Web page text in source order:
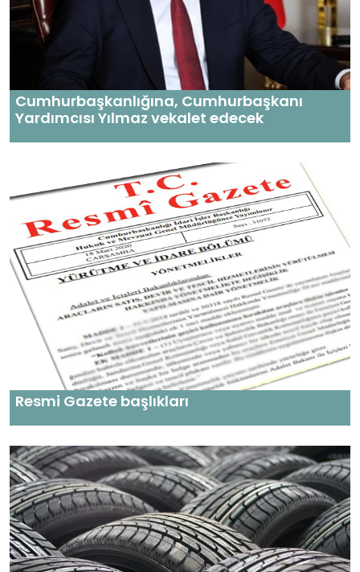
Cumhurbaşkanlığına, Cumhurbaşkanı
Yardımcısı Yılmaz vekalet edecek
Resmi Gazete başlıkları